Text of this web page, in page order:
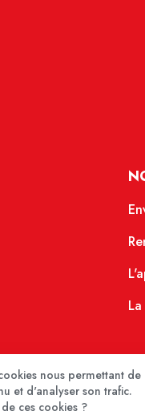
nous permettant de
et d'analyser son trafic.
ces cookies ?